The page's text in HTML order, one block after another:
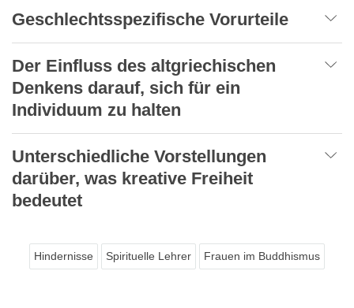
Geschlechtsspezifische Vorurteile
Der Einfluss des altgriechischen
Denkens darauf, sich für ein
Individuum zu halten
Unterschiedliche Vorstellungen
darüber, was kreative Freiheit
bedeutet
Hindernisse Spirituelle Lehrer Frauen im Buddhismus